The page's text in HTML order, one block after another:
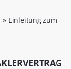
» Einleitung zum